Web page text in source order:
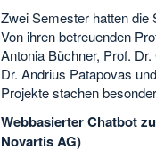
Zwei Semester hatten die
Von ihren betreuenden
Antonia Büchner, Prof.
Dr. Andrius Patapovas
Projekte stachen
Webbasierter Chatbot
Novartis AG)